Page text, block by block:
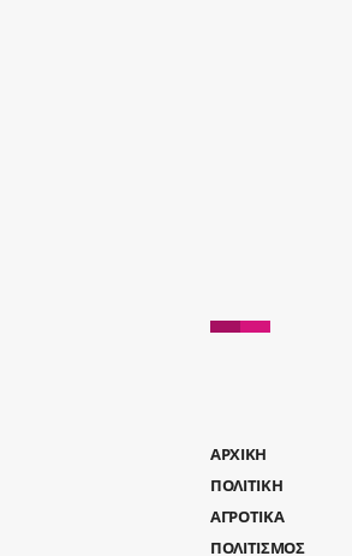
AΡΧΙΚΗ
ΠΟΛΙΤΙΚΗ
ΑΓΡΟΤΙΚΑ
ΠΟΛΙΤΙΣΜΟΣ